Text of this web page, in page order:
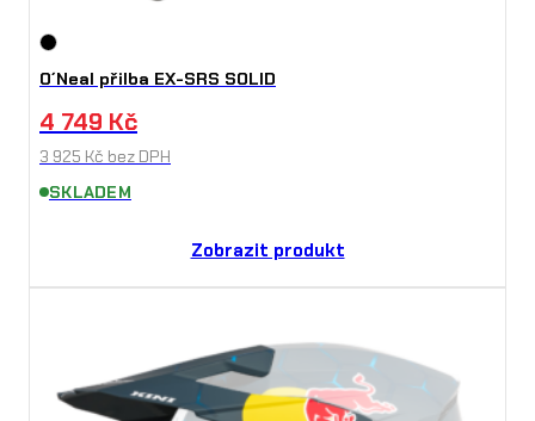
O´Neal přilba EX-SRS SOLID
4 749 Kč
3 925 Kč bez DPH
SKLADEM
Zobrazit produkt